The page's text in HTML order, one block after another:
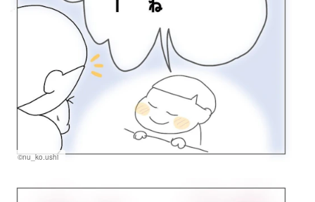
©nu_ko.ushi